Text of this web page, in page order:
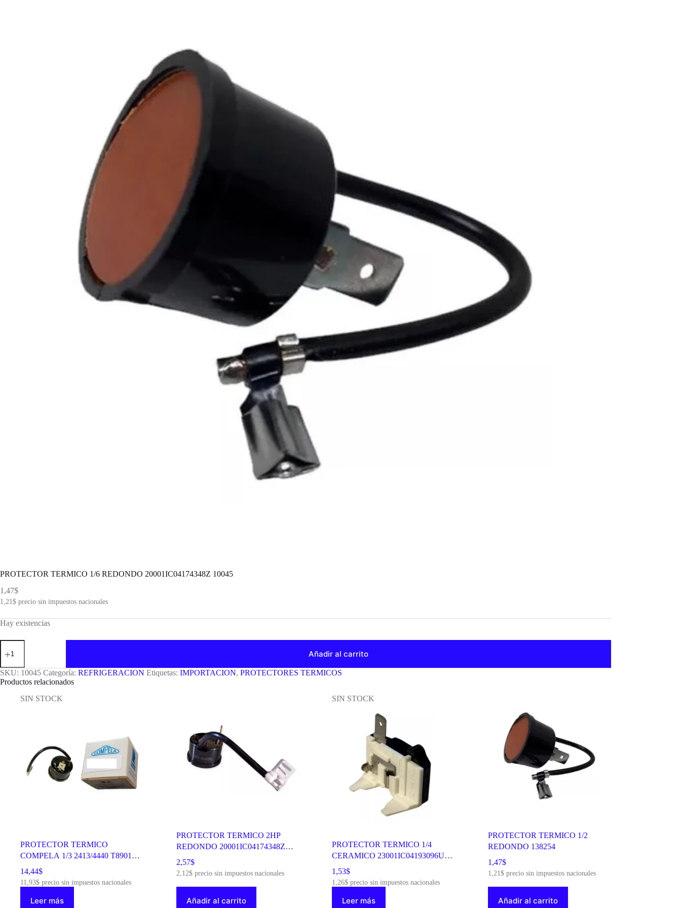
PROTECTOR TERMICO 1/6 REDONDO 20001IC04174348Z 10045
1,47$
1,21$ precio sin impuestos nacionales
Hay existencias
PROTECTOR
TERMICO
REDONDO
20001IC04174348Z
10045
cantidad
Añadir al carrito
SKU: 10045 Categoría: REFRIGERACION Etiquetas: IMPORTACION, PROTECTORES TERMICOS
Productos relacionados
SIN STOCK
PROTECTOR TERMICO
COMPELA 1/3 2413/4440 T89012
100238
14,44$
11,93$ precio sin impuestos nacionales
Leer más
PROTECTOR TERMICO 2HP
REDONDO 20001IC04174348Z
100905
2,57$
2,12$precio sin impuestos nacionales
Añadir al carrito
SIN STOCK
PROTECTOR TERMICO 1/4
CERAMICO 23001IC04193096U
10046
1,53$
1,26$ precio sin impuestos nacionales
Leer más
PROTECTOR TERMICO 1/2
REDONDO 138254
1,47$
1,21$precio sin impuestos nacionales
Añadir al carrito